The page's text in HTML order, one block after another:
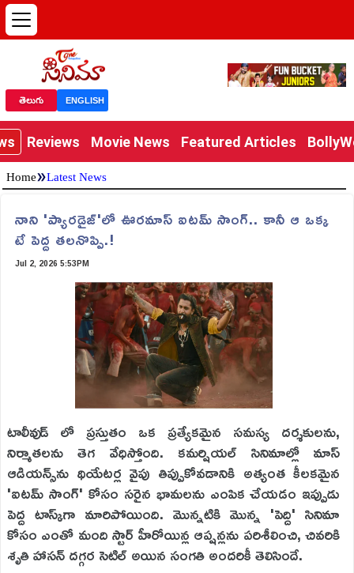
తెలుగు ENGLISH
Reviews Movie News Featured Articles
Home»Latest News
నాని 'ప్యారడైజ్'లో ఊరమాస్ ఐటమ్ సాంగ్.. కానీ ఆ ఒక్క
టే పెద్ద తలనొప్పి.!
Jul 2, 2026 5:53PM
టాలీవుడ్ లో ప్రస్తుతం ఒక ప్రత్యేకమైన సమస్య దర్శకులను,
నిర్మాతలను తెగ వేధిస్తోంది. కమర్షియల్ సినిమాల్లో మాస్
ఆడియన్స్‌ను థియేటర్ల వైపు తిప్పుకోవడానికి అత్యంత కీలకమైన
'ఐటమ్ సాంగ్' కోసం సరైన భామలను ఎంపిక చేయడం ఇప్పుడు
పెద్ద టాస్క్‌గా మారిపోయింది. మొన్నటికి మొన్న 'పెద్ది' సినిమా
కోసం ఎంతో మంది స్టార్ హీరోయిన్ల ఆప్షన్లను పరిశీలించి, చివరికి
శృతి హాసన్ దగ్గర సెటిల్ అయిన సంగతి అందరికీ తెలిసిందే.